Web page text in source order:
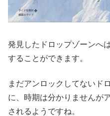
発見したドロップゾーンへ
することができます。
まだアンロックしてないド
に、時期は分かりませんが
されるようですね。